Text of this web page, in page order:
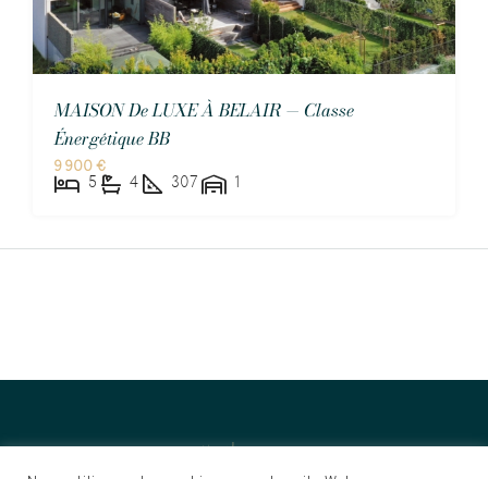
MAISON De LUXE À BELAIR — Classe
Énergétique BB
9 900 €
5 4 307 1